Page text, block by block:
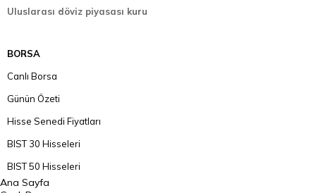
Uluslarası döviz piyasası kuru
BORSA
Canlı Borsa
Günün Özeti
Hisse Senedi Fiyatları
BIST 30 Hisseleri
BIST 50 Hisseleri
BIST 100 Hisseleri
Ana Sayfa